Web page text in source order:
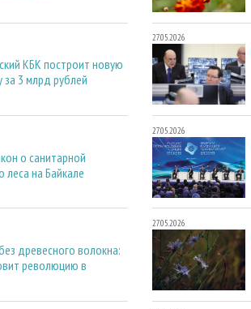
КБК построит новую
3 млрд рублей
о санитарной
леса на Байкале
древесного волокна:
революцию в
27.05.2026
27.05.2026
27.05.2026